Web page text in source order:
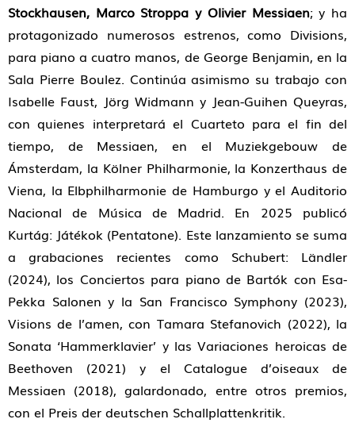
Stockhausen, Marco Stroppa y Olivier Messiaen; y ha
protagonizado numerosos estrenos, como Divisions,
para piano a cuatro manos, de George Benjamin, en la
Sala Pierre Boulez. Continúa asimismo su trabajo con
Isabelle Faust, Jörg Widmann y Jean-Guihen Queyras,
con quienes interpretará el Cuarteto para el fin del
tiempo, de Messiaen, en el Muziekgebouw de
Ámsterdam, la Kölner Philharmonie, la Konzerthaus de
Viena, la Elbphilharmonie de Hamburgo y el Auditorio
Nacional de Música de Madrid. En 2025 publicó
Kurtág: Játékok (Pentatone). Este lanzamiento se suma
a grabaciones recientes como Schubert: Ländler
(2024), los Conciertos para piano de Bartók con Esa-
Pekka Salonen y la San Francisco Symphony (2023),
Visions de l’amen, con Tamara Stefanovich (2022), la
Sonata ‘Hammerklavier’ y las Variaciones heroicas de
Beethoven (2021) y el Catalogue d’oiseaux de
Messiaen (2018), galardonado, entre otros premios,
con el Preis der deutschen Schallplattenkritik.